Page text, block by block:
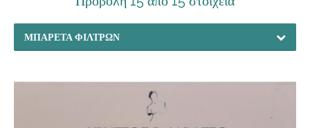
ΜΠΑΡΈΤΑ ΦΊΛΤΡΩΝ